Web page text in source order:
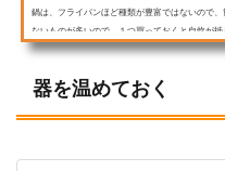
鍋は、フライパンほど種類が豊富ではないので
ないものが多いので、１つ買っておくと自炊が
１８ｃｍおすすめのサイズは１６～２０ｃｍで
器を温めておく